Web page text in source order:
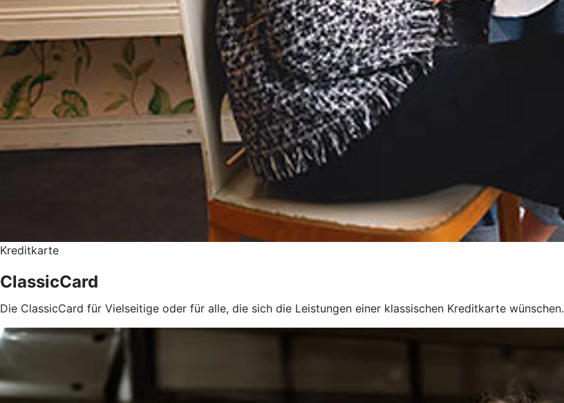
Kreditkarte
ClassicCard
Die ClassicCard für Vielseitige oder für alle, die sich die Leistungen einer klassischen Kreditkarte wünschen.